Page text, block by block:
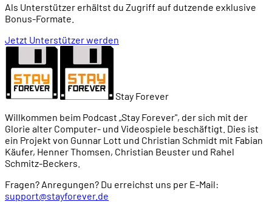
Als Unterstützer erhältst du Zugriff auf dutzende exklusive
Bonus-Formate.
Jetzt Unterstützer werden
Stay Forever
Willkommen beim Podcast „Stay Forever", der sich mit der
Glorie alter Computer- und Videospiele beschäftigt. Dies ist
ein Projekt von Gunnar Lott und Christian Schmidt mit Fabian
Käufer, Henner Thomsen, Christian Beuster und Rahel
Schmitz-Beckers.
Fragen? Anregungen? Du erreichst uns per E-Mail:
support@stayforever.de